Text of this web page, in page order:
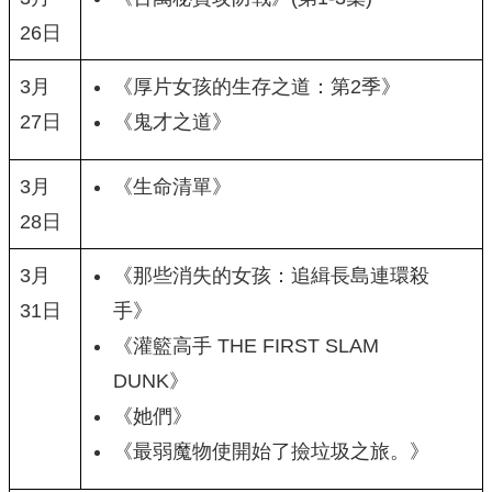
26日
3月
27日
《厚片女孩的生存之道：第2季》
《鬼才之道》
3月
28日
《生命清單》
3月
31日
《那些消失的女孩：追緝長島連環殺
手》
《灌籃高手 THE FIRST SLAM
DUNK》
《她們》
《最弱魔物使開始了撿垃圾之旅。》